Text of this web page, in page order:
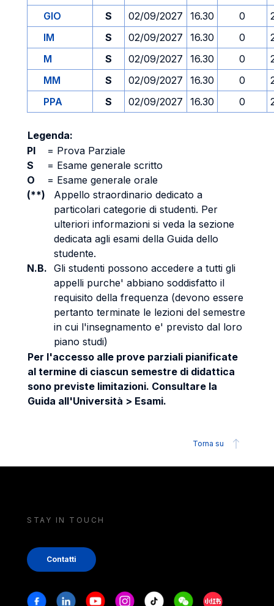
GIO
S 02/09/2027 16.30 0
IM
S 02/09/2027 16.30 0
M
S 02/09/2027 16.30 0
MM
S 02/09/2027 16.30 0
PPA
S 02/09/2027 16.30 0
Legenda:
PI
= Prova Parziale
S
= Esame generale scritto
O
= Esame generale orale
(**)
Appello straordinario dedicato a
particolari categorie di studenti. Per
ulteriori informazioni si veda la sezione
dedicata agli esami della Guida dello
studente.
N.B. Gli studenti possono accedere a tutti gli
appelli purche' abbiano soddisfatto il
requisito della frequenza (devono essere
pertanto terminate le lezioni del semestre
in cui l'insegnamento e' previsto dal loro
piano studi)
Per l'accesso alle prove parziali pianificate
al termine di ciascun semestre di didattica
sono previste limitazioni. Consultare la
Guida all'Università > Esami.
Torna su
STAY IN TOUCH
Contatti
Stay in touch
FacebookLinkedinYoutubeInstagram
Tiktok WeechatXiaohongshu/